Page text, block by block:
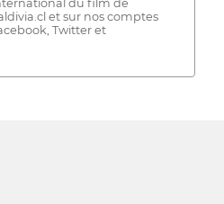
du film de
et sur nos comptes
Twitter et